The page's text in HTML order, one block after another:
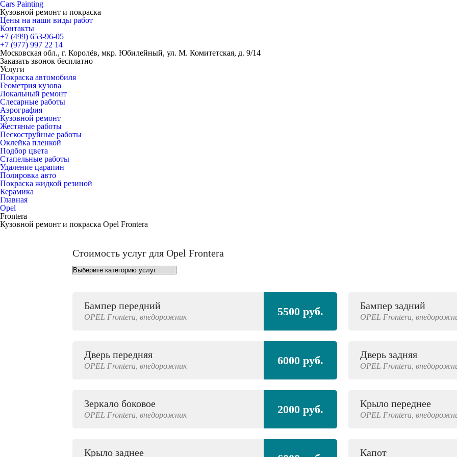
Cars Painting
Кузовной ремонт и покраска
Цены на наши виды работ
Контакты
+7 (499) 653-96-05
+7 (977) 997 22 14
Московская обл., г. Королёв, мкр. Юбилейный, ул. М. Комитетская, д. 9/14
Заказать звонок бесплатно
Услуги
Покраска автомобиля
Геометрия кузова
Локальный ремонт
Слесарные работы
Аэрография
Кузовной ремонт
Жестяные работы
Пескоструйные работы
Оклейка пленкой
Подбор цвета
Стапельные работы
Удаление царапин
Полировка авто
Покраска жидкой резиной
Керамика
Главная
Opel
Frontera
Кузовной ремонт и покраска Opel Frontera
Стоимость услуг для Opel Frontera
Бампер передний
OPEL Frontera, внедорожник 5500 руб. Бампер задний
OPEL Frontera,
Дверь передняя
OPEL Frontera, внедорожник 6000 руб. Дверь задняя
OPEL Frontera,
Зеркало боковое
OPEL Frontera, внедорожник 2000 руб. Крыло переднее
OPEL Frontera,
Крыло заднее Капот